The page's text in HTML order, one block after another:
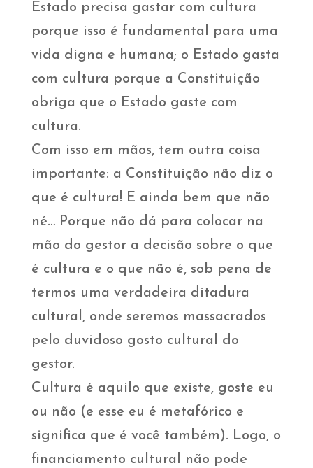
Estado precisa gastar com cultura
porque isso é fundamental para uma
vida digna e humana; o Estado gasta
com cultura porque a Constituição
obriga que o Estado gaste com
cultura.
Com isso em mãos, tem outra coisa
importante: a Constituição não diz o
que é cultura! E ainda bem que não
né… Porque não dá para colocar na
mão do gestor a decisão sobre o que
é cultura e o que não é, sob pena de
termos uma verdadeira ditadura
cultural, onde seremos massacrados
pelo duvidoso gosto cultural do
gestor.
Cultura é aquilo que existe, goste eu
ou não (e esse eu é metafórico e
significa que é você também). Logo, o
financiamento cultural não pode